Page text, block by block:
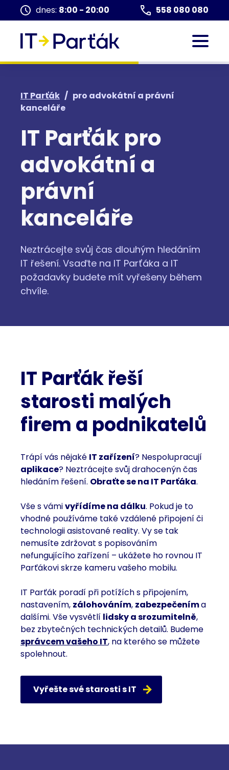
dnes: 8:00 - 20:00 558 080 080
IT Parťák / pro advokátní a právní
kanceláře
IT Parťák pro
advokátní a
právní
kanceláře
Neztrácejte svůj čas dlouhým hledáním
IT řešení. Vsaďte na IT Parťáka a IT
požadavky budete mít vyřešeny během
chvíle.
IT Parťák řeší
starosti malých
firem a podnikatelů
Trápí vás nějaké IT zařízení? Nespolupracují
aplikace? Neztrácejte svůj drahocenýn čas
hledáním řešení. Obraťte se na IT Parťáka.
Vše s vámivyřídíme na dálku. Pokud je to
vhodné používáme takévzdálené připojení či
technologii asistované reality. Vy se tak
nemusíte zdržovat s popisováním
nefungujícího zařízení – ukážete ho rovnou IT
Parťákovi skrze kameru vašeho mobilu.
IT Parťák poradí při potížích s připojením,
nastavením, zálohováním, zabezpečeníma
dalšími. Vše vysvětlí lidsky a srozumitelně,
bez zbytečných technických detailů. Budeme
správcem vašeho IT, na kterého se můžete
spolehnout.
Vyřešte své starosti s IT